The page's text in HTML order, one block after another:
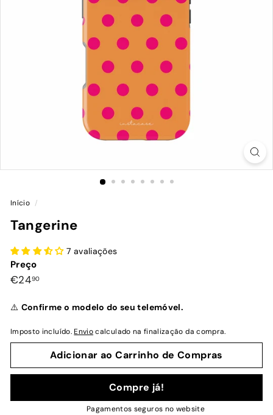
Início /
Tangerine
7 avaliações
Preço
Preço
€2490€24,90
⚠️ Confirme o modelo do seu telemóvel.
Imposto incluído.Enviocalculado na finalização da compra.
Adicionar ao Carrinho de Compras
Compre já!
Pagamentos seguros no website